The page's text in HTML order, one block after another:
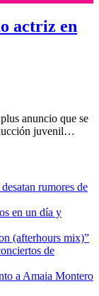
actriz en
anuncio que se
juvenil…
rumores de
en un día y
(afterhours mix)”
de
a Amaia Montero